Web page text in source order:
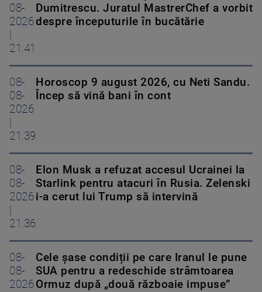
08-
2026
21:41
Dumitrescu. Juratul MastrerChef a vorbit
despre începuturile în bucătărie
08-
08-
2026
21:39
Horoscop 9 august 2026, cu Neti Sandu.
Încep să vină bani în cont
08-
08-
2026
21:36
Elon Musk a refuzat accesul Ucrainei la
Starlink pentru atacuri în Rusia. Zelenski
i-a cerut lui Trump să intervină
08-
08-
2026
Cele șase condiții pe care Iranul le pune
SUA pentru a redeschide strâmtoarea
Ormuz după „două războaie impuse”